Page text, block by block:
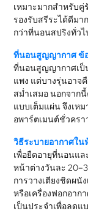
เหมาะมากสำหรับ
รองรับสรีระได้ดีมา
กว่าที่นอนสปริงทั่วไ
ที่นอนสูญญากาศ ข้
ที่นอนสูญญากาศเป็
แพง แต่บางรุ่นอาจ
สม่ำเสมอ นอกจาก
แบบเต็มแผ่น จึงเห
อพาร์ตเมนต์ชั่วครา
วิธีระบายอากาศใน
เพื่อยืดอายุที่นอนแ
หน้าต่างวันละ
การวางเตียงชิดผ
หรือเครื่องฟอกอา
เป็นประจำเพื่อลดแ